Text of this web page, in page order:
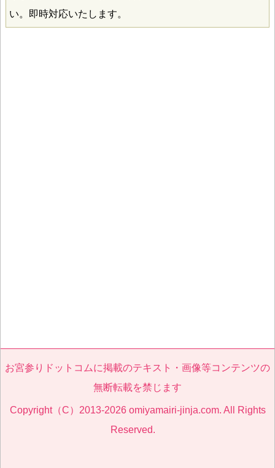
い。即時対応いたします。
お宮参りドットコムに掲載のテキスト・画像等コンテンツの
無断転載を禁じます
Copyright（C）2013-2026 omiyamairi-jinja.com. All Rights
Reserved.